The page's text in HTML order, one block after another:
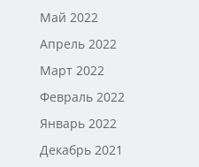
Май 2022
Апрель 2022
Март 2022
Февраль 2022
Январь 2022
Декабрь 2021